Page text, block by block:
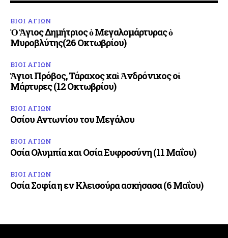
ΒΙΟΙ ΑΓΙΩΝ
Ὁ Ἅγιος Δημήτριος ὁ Μεγαλομάρτυρας ὁ
Μυροβλύτης(26 Οκτωβρίου)
ΒΙΟΙ ΑΓΙΩΝ
Ἅγιοι Πρόβος, Τάραχος καὶ Ἀνδρόνικος οἱ
Μάρτυρες (12 Οκτωβρίου)
ΒΙΟΙ ΑΓΙΩΝ
Οσίου Αντωνίου του Μεγάλου
ΒΙΟΙ ΑΓΙΩΝ
Οσία Ολυμπία και Οσία Ευφροσύνη (11 Μαΐου)
ΒΙΟΙ ΑΓΙΩΝ
Οσία Σοφία η εν Κλεισούρα ασκήσασα (6 Μαΐου)